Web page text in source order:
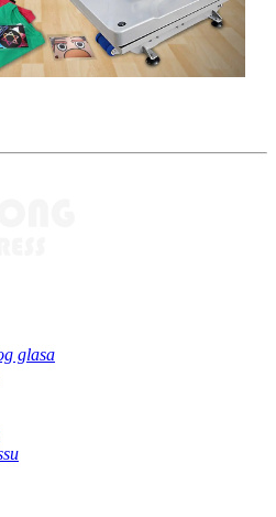
glasa